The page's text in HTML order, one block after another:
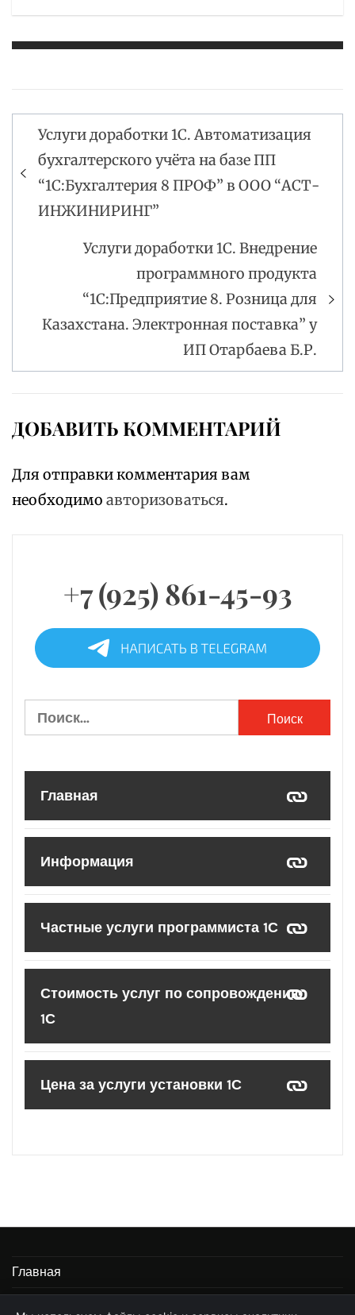
Навигация
по
записям
Услуги доработки 1С. Автоматизация
бухгалтерского учёта на базе ПП
“1С:Бухгалтерия 8 ПРОФ” в ООО “АСТ-
ИНЖИНИРИНГ”
Услуги доработки 1С. Внедрение
программного продукта
“1С:Предприятие 8. Розница для
Казахстана. Электронная поставка” у
ИП Отарбаева Б.Р.
ДОБАВИТЬ КОММЕНТАРИЙ
Для отправки комментария вам
необходимо авторизоваться.
+7 (925) 861-45-93
Найти:
Главная
Информация
Частные услуги программиста 1С
Стоимость услуг по сопровождению
1С
Цена за услуги установки 1С
Главная